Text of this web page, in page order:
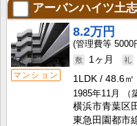
アーバンハイツ土
マンション
8.2万円
5000
1ヶ月
1LDK
48.6㎡
1985年11月
（
横浜市青葉区
東急田園都市